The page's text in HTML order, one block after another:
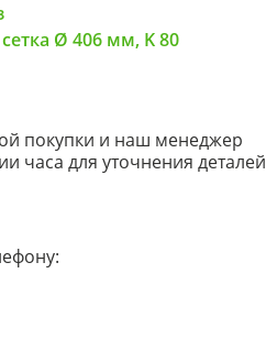
Ø 406 мм, K 80
покупки и наш менеджер
часа для уточнения деталей